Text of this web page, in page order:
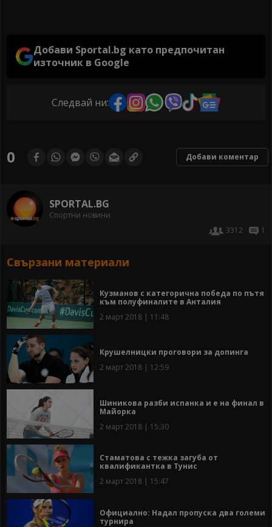
Добави Sportal.bg като предпочитан
източник в Google
Следвай ни:
0 Добави коментар
SPORTAL.BG
Спортни новини
3312
1
Свързани материали
Кузманов с категорична победа по пътя
към полуфиналите в Анталия
2 март 2018 | 11:48
Крушелницки проговори за допинга
2 март 2018 | 12:59
Шиникова разби испанка и е на финал в
Майорка
2 март 2018 | 15:30
Стаматова с тежка загуба от
квалификантка в Тунис
2 март 2018 | 15:47
Официално: Надал пропуска два големи
турнира